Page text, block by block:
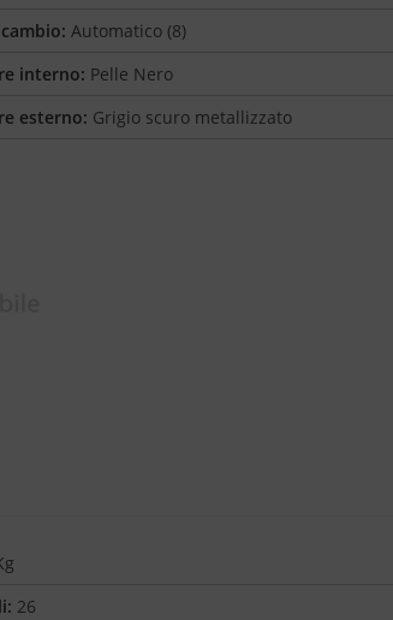
Automatico (8)
interno: Pelle Nero
esterno: Grigio scuro metallizzato
26